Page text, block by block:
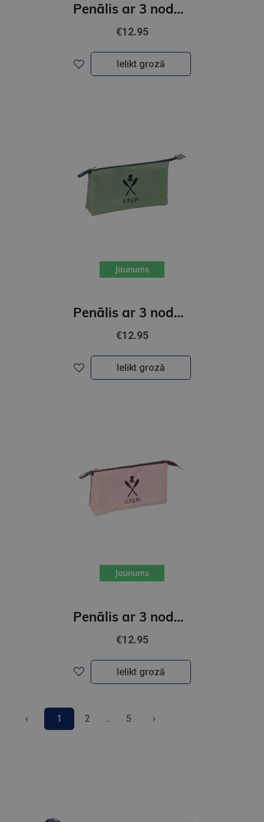
Penālis ar 3 nodalījumiem, bez piederumiem, " CAPIBARA "
€12.95
Ielikt grozā
Jaunums
Penālis ar 3 nodalījumiem, bez piederumiem, EL PULPO " VERDE "
€12.95
Ielikt grozā
Jaunums
Penālis ar 3 nodalījumiem, bez piederumiem, EL PULPO " ROSA "
€12.95
Ielikt grozā
‹ 1 2 5 ›